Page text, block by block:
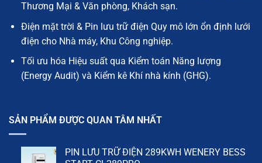
Thương Mại & Văn phòng, Khách sạn.
Điện mặt trời & Pin lưu trữ điện Quy mô lớn ổn định lưới
điện cho Nhà máy, Khu Công nghiệp.
Tối ưu hóa Hiệu suất qua Kiểm toán Năng lượng
(Energy Audit) và Kiểm kê Khí nhà kính (GHG).
SẢN PHẨM ĐƯỢC QUAN TÂM NHẤT
PIN LƯU TRỮ ĐIỆN 289KWH WENERY BESS